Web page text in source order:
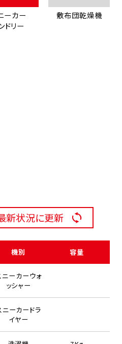
ーカー
ドリー
敷布団乾燥機
新状況に更新
機別 容量
ニーカーウォ
ッシャー
ニーカードラ
イヤー